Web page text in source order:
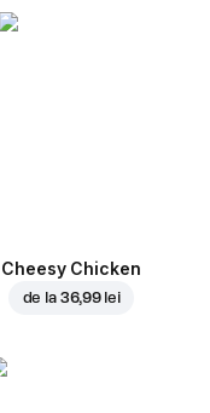
Cheesy Chicken
de la 36,99 lei